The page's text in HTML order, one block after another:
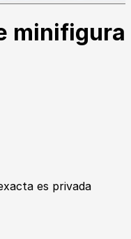
minifigura
es privada